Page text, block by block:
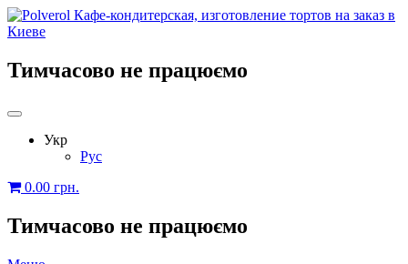
Тимчасово не працюємо
Укр
Рус
0.00 грн.
Тимчасово не працюємо